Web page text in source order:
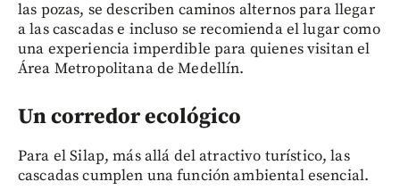
las pozas, se describen caminos alternos para llegar
a las cascadas e incluso se recomienda el lugar como
una experiencia imperdible para quienes visitan el
Área Metropolitana de Medellín.
Un corredor ecológico
Para el Silap, más allá del atractivo turístico, las
cascadas cumplen una función ambiental esencial.